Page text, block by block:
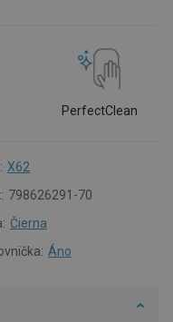
PerfectClean
X62
798626291-70
Čierna
Áno